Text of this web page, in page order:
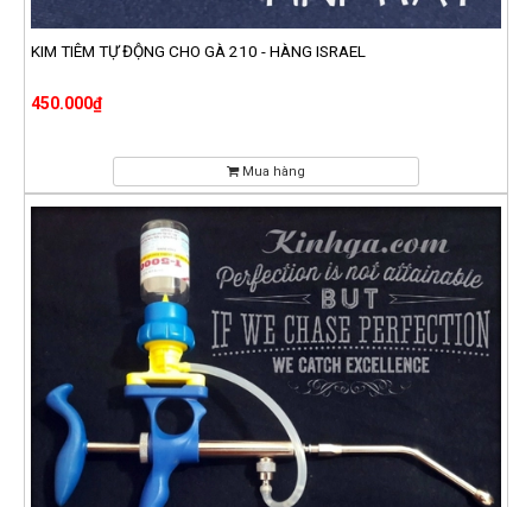
KIM TIÊM TỰ ĐỘNG CHO GÀ 210 - HÀNG ISRAEL
450.000₫
Mua hàng